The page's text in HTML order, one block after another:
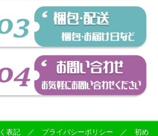
表記 ／ プライバシーポリシー ／ 初め